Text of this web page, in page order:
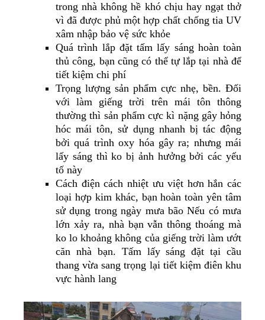
trong nhà không hề khó chịu hay ngạt thở
vì đã được phủ một hợp chất chống tia UV
xâm nhập bảo vệ sức khỏe
Quá trình lắp đặt tấm lấy sáng hoàn toàn
thủ công, bạn cũng có thể tự lắp tại nhà để
tiết kiệm chi phí
Trọng lượng sản phẩm cực nhẹ, bền. Đối
với làm giếng trời trên mái tôn thông
thường thì sản phẩm cực kì nặng gây hỏng
hóc mái tôn, sử dụng nhanh bị tác động
bởi quá trình oxy hóa gây ra; nhưng mái
lấy sáng thì ko bị ảnh hưởng bởi các yếu
tố này
Cách điện cách nhiệt ưu việt hơn hắn các
loại hợp kim khác, bạn hoàn toàn yên tâm
sử dụng trong ngày mưa bão Nếu có mưa
lớn xảy ra, nhà bạn vẫn thông thoáng mà
ko lo khoảng không của giếng trời làm ướt
căn nhà bạn. Tấm lấy sáng đặt tại cầu
thang vừa sang trọng lại tiết kiệm điên khu
vực hành lang